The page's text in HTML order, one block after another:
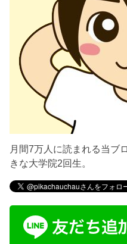
月間7万人に読まれる当ブ
きな大学院2回生。